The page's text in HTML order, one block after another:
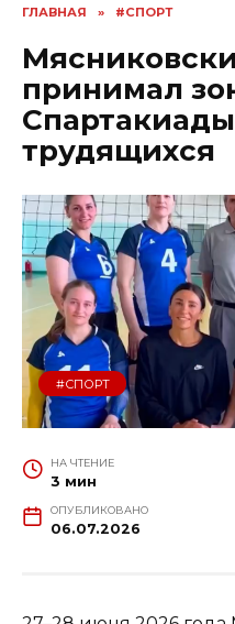
ГЛАВНАЯ » #СПОРТ
принимал
трудящихся
#СПОРТ
НА ЧТЕНИЕ
3 мин
ОПУБЛИКОВАНО
06.07.2026